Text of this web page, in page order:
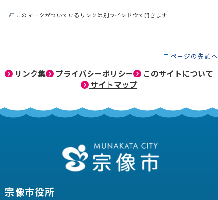
このマークがついているリンクは別ウインドウで開きます
ページの先頭へ
リンク集 プライバシーポリシー
このサイトについて
サイトマップ
宗像市役所